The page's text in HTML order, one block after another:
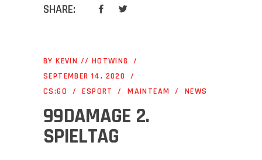
SHARE:
BYKEVIN // HOTWING
SEPTEMBER 14, 2020
CS:GO
ESPORT MAINTEAM NEWS
99DAMAGE 2.
SPIELTAG